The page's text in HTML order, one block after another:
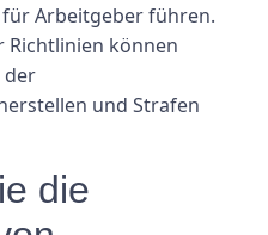
Arbeitgeber führen.
Richtlinien können
der
und Strafen
die